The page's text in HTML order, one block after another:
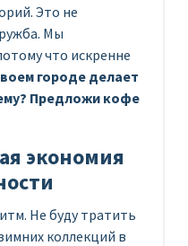
Это не
Мы
что искренне
городе делает
Предложи кофе
экономия
Не буду тратить
коллекций в